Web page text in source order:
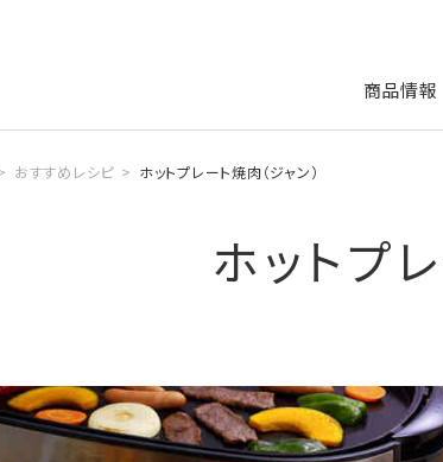
商品情報
おすすめレシピ ホットプレート焼肉（ジャン）
ホットプ